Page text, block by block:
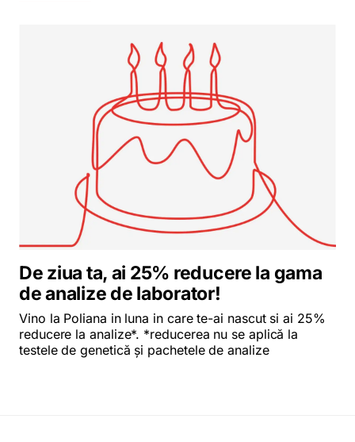
De ziua ta, ai 25% reducere la gama
de analize de laborator!
Vino la Poliana in luna in care te-ai nascut si ai 25%
reducere la analize*. *reducerea nu se aplică la
testele de genetică și pachetele de analize